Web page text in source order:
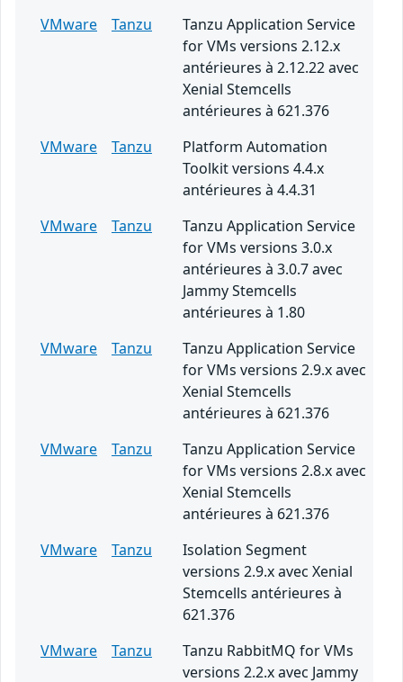
VMware
Tanzu
Tanzu Application Service
for VMs versions 2.12.x
antérieures à 2.12.22 avec
Xenial Stemcells
antérieures à 621.376
VMware
Tanzu
Platform Automation
Toolkit versions 4.4.x
antérieures à 4.4.31
VMware
Tanzu
Tanzu Application Service
for VMs versions 3.0.x
antérieures à 3.0.7 avec
Jammy Stemcells
antérieures à 1.80
VMware
Tanzu
Tanzu Application Service
for VMs versions 2.9.x avec
Xenial Stemcells
antérieures à 621.376
VMware
Tanzu
Tanzu Application Service
for VMs versions 2.8.x avec
Xenial Stemcells
antérieures à 621.376
VMware
Tanzu
Isolation Segment
versions 2.9.x avec Xenial
Stemcells antérieures à
621.376
VMware
Tanzu
Tanzu RabbitMQ for VMs
versions 2.2.x avec Jammy